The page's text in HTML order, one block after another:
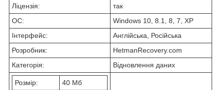
Ліцензія:
так
ОС:
Windows 10, 8.1, 8, 7, XP
Інтерфейс:
Англійська, Російська
Розробник:
HetmanRecovery.com
Категорія:
Відновлення даних
Розмір:
40 Мб